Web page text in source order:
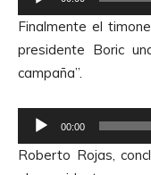
A
u
d
e
p
r
o
d
c
Finalmente el
presidente Boric
campaña”.
e
p
00:00
Roberto Rojas,